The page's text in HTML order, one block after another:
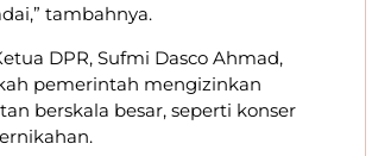
tambahnya.
DPR, Sufmi Dasco Ahmad,
pemerintah mengizinkan
berskala besar, seperti konser